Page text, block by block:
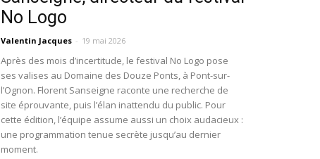
No Logo
Valentin Jacques - 19 mai 2026
Après des mois d’incertitude, le festival No Logo pose
ses valises au Domaine des Douze Ponts, à Pont-sur-
l’Ognon. Florent Sanseigne raconte une recherche de
site éprouvante, puis l’élan inattendu du public. Pour
cette édition, l’équipe assume aussi un choix audacieux :
une programmation tenue secrète jusqu’au dernier
moment.